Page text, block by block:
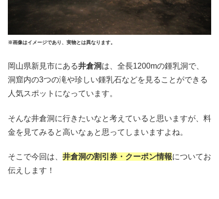
※画像はイメージであり、実物とは異なります。
岡山県新見市にある井倉洞は、全長1200mの鍾乳洞で、
洞窟内の3つの滝や珍しい鍾乳石などを見ることができる
人気スポットになっています。
そんな井倉洞に行きたいなと考えていると思いますが、料
金を見てみると高いなぁと思ってしまいますよね。
そこで今回は、 井倉洞の割引券・クーポン情報についてお
伝えします！